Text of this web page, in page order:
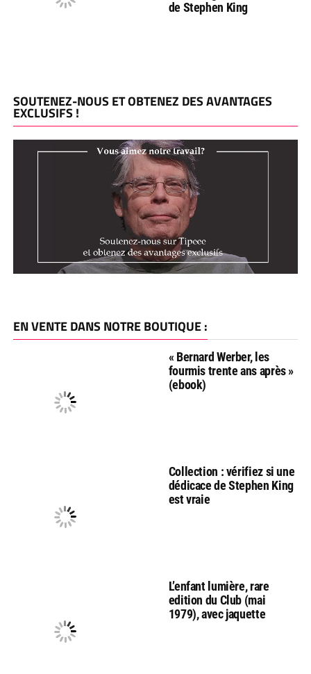
de Stephen King
SOUTENEZ-NOUS ET OBTENEZ DES AVANTAGES
EXCLUSIFS !
EN VENTE DANS NOTRE BOUTIQUE :
« Bernard Werber, les
fourmis trente ans après »
(ebook)
Collection : vérifiez si une
dédicace de Stephen King
est vraie
L’enfant lumière, rare
edition du Club (mai
1979), avec jaquette